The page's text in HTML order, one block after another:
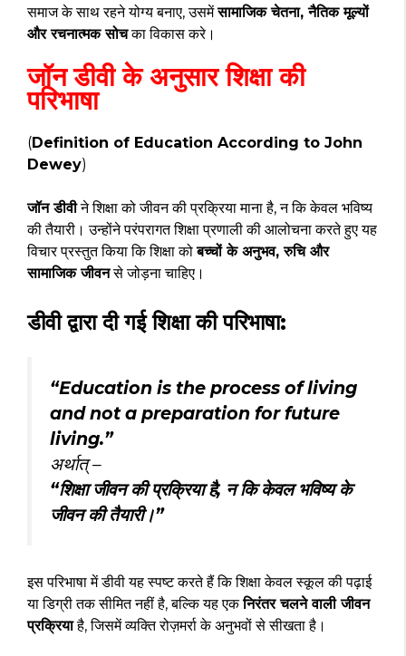
समाज के साथ रहने योग्य बनाए, उसमेंसामाजिक चेतना, नैतिक मूल्यों
और रचनात्मक सोचका विकास करे।
जॉन डीवी के अनुसार शिक्षा की
परिभाषा
(Definition of Education According to John
Dewey)
जॉन डीवीने शिक्षा को जीवन की प्रक्रिया माना है, न कि केवल भविष्य
की तैयारी। उन्होंने परंपरागत शिक्षा प्रणाली की आलोचना करते हुए यह
विचार प्रस्तुत किया कि शिक्षा कोबच्चों के अनुभव, रुचि और
सामाजिक जीवनसे जोड़ना चाहिए।
डीवी द्वारा दी गई शिक्षा की परिभाषा:
“Education is the process of living
and not a preparation for future
living.”
अर्थात् –
“शिक्षा जीवन की प्रक्रिया है, न कि केवल भविष्य के
जीवन की तैयारी।”
इस परिभाषा में डीवी यह स्पष्ट करते हैं कि शिक्षा केवल स्कूल की पढ़ाई
या डिग्री तक सीमित नहीं है, बल्कि यह एकनिरंतर चलने वाली जीवन
प्रक्रियाहै, जिसमें व्यक्ति रोज़मर्रा के अनुभवों से सीखता है।